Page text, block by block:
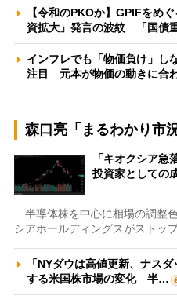
【令和のPKOか】GPIFをめ
資拡大」発言の波紋 「国債
インフレでも「物価負け」し
注目 元本が物価の動きに合
森口亮「まるわかり市
「キオクシア
投資家として
半導体株を中心に相場の調整
シアホールディングスがストッ
「NYダウは高値更新、ナス
する米国株市場の変化 半…